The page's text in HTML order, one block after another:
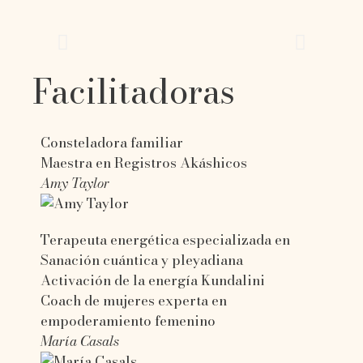
Facilitadoras
Consteladora familiar
Maestra en Registros Akáshicos
Amy Taylor
Terapeuta energética especializada en
Sanación cuántica y pleyadiana
Activación de la energía Kundalini
Coach de mujeres experta en
empoderamiento femenino
María Casals